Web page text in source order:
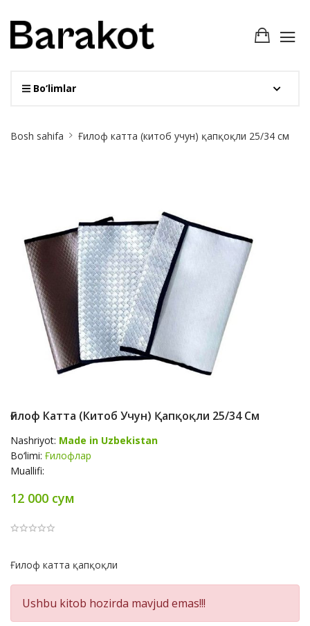
Bo‘limlar
Breadcrumb
Bosh sahifa Ғилоф катта (китоб учун) қапқоқли 25/34 см
Ғилоф Катта (китоб Учун) Қапқоқли 25/34 См
Nashriyot: Made in Uzbekistan
Bo‘limi: Ғилофлар
Muallifi:
12 000 сум
Product
Summery
Ғилоф катта қапқоқли
Ushbu kitob hozirda mavjud emas!!!